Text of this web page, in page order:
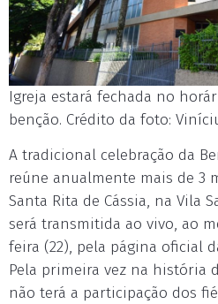
Igreja estará fechada no
benção. Crédito da foto:
A tradicional celebração da
reúne anualmente mais de 3
Santa Rita de Cássia, na Vila
será transmitida ao vivo, ao
feira (22), pela página oficial
Pela primeira vez na história
não terá a participação dos